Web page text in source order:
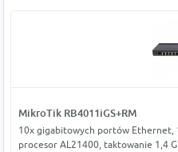
MikroTik RB4011iGS+RM
10x gigabitowych portów Ethernet,
procesor AL21400, taktowanie 1,4